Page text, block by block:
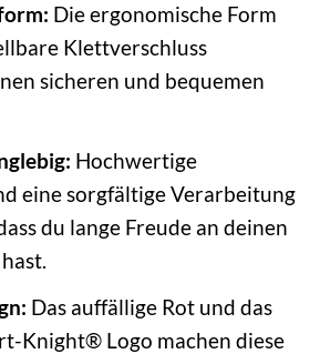
Die ergonomische Form
Klettverschluss
sicheren und bequemen
Hochwertige
eine sorgfältige Verarbeitung
du lange Freude an deinen
Das auffällige Rot und das
Knight® Logo machen diese